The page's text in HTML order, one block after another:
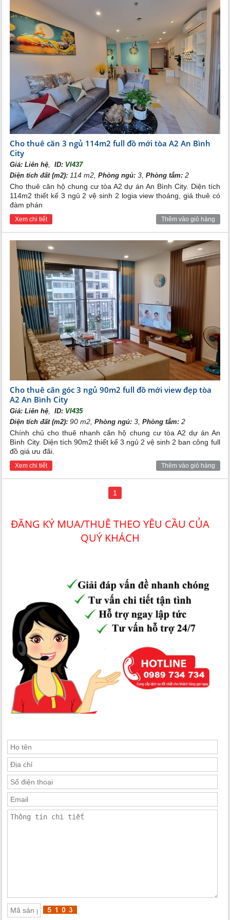
Để biết thêm thông tin chi tiết về
cho thuê căn hộ chung cư
tòa A2 An Bình City
, mời bạn liên hệ với Tân Long Land qua
những phương thức sau:
Hotline:0989.734.734
Địa chỉ: 39B Xuân Diệu, Tây Hồ, Hà Nội
Website:ngoaigiaodoanhanoi.com
=> Xem thêm các sản phẩm khác:
Cho thuê căn hộ tòa A3
Cho thuê căn 3 ngủ 114m2 full đồ mới tòa A2 An Bình
City
Giá:Liên hệ ID: VI437
Diện tích đất (m2): 114 m2,Phòng ngủ: 3,Phòng tắm: 2
Cho thuê căn hộ chung cư tòa A2 dự án An Bình City. Diện tích
114m2 thiết kế 3 ngủ 2 vệ sinh 2 logia view thoáng, giá thuê có
đàm phán
Xem chi tiết Thêm vào giỏ hàng
Cho thuê căn góc 3 ngủ 90m2 full đồ mới view đẹp tòa
A2 An Bình City
Giá:Liên hệ ID: VI435
Diện tích đất (m2): 90 m2,Phòng ngủ: 3,Phòng tắm: 2
Chính chủ cho thuê nhanh căn hộ chung cư tòa A2 dự án An
Bình City. Diện tích 90m2 thiết kế 3 ngủ 2 vệ sinh 2 ban công full
đồ giá ưu đãi.
Xem chi tiết Thêm vào giỏ hàng
1
ĐĂNG KÝ MUA/THUÊ THEO YÊU CẦU CỦA
QUÝ KHÁCH